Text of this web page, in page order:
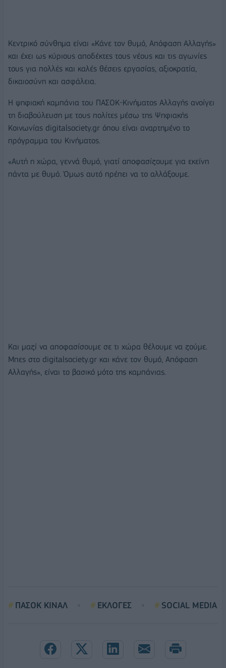
Κεντρικό σύνθημα είναι «Κάνε τον θυμό, Απόφαση Αλλαγής»
και έχει ως κύριους αποδέκτες τους νέους και τις αγωνίες
τους για πολλές και καλές θέσεις εργασίας, αξιοκρατία,
δικαιοσύνη και ασφάλεια.
Η ψηφιακή καμπάνια του ΠΑΣΟΚ-Κινήματος Αλλαγής ανοίγει
τη διαβούλευση με τους πολίτες μέσω της Ψηφιακής
Κοινωνίας digitalsociety.gr όπου είναι αναρτημένο το
πρόγραμμα του Κινήματος.
«Αυτή η χώρα, γεννά θυμό, γιατί αποφασίζουμε για εκείνη
πάντα με θυμό. Όμως αυτό πρέπει να το αλλάξουμε.
Και μαζί να αποφασίσουμε σε τι χώρα θέλουμε να ζούμε.
Μπες στο digitalsociety.gr και κάνε τον θυμό, Απόφαση
Αλλαγής», είναι το βασικό μότο της καμπάνιας.
ΠΑΣΟΚ ΚΙΝΑΛ ΕΚΛΟΓΕΣ SOCIAL MEDIA